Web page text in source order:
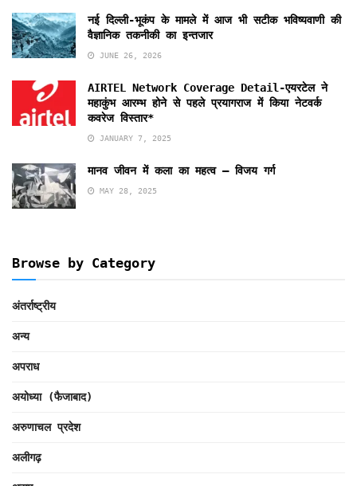
नई दिल्ली-भूकंप के मामले में आज भी सटीक भविष्यवाणी की
वैज्ञानिक तकनीकी का इन्तजार
JUNE 26, 2026
AIRTEL Network Coverage Detail-एयरटेल ने
महाकुंभ आरम्भ होने से पहले प्रयागराज में किया नेटवर्क
कवरेज विस्तार*
JANUARY 7, 2025
मानव जीवन में कला का महत्व – विजय गर्ग
MAY 28, 2025
Browse by Category
अंतर्राष्ट्रीय
अन्य
अपराध
अयोध्या (फैजाबाद)
अरुणाचल प्रदेश
अलीगढ़